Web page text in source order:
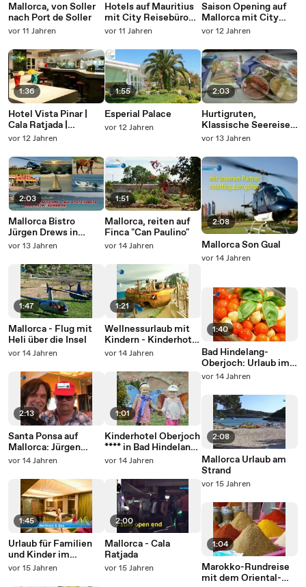
Mallorca, von Soller
nach Port de Soller
vor 11 Jahren
1:36
Hotel Vista Pinar |
Cala Ratjada |
Mallorca | Mallorca
vor 12 Jahren
2:03
Mallorca Bistro
Jürgen Drews in
Santa Ponsa
vor 13 Jahren
1:47
Mallorca - Flug mit
Heli über die Insel
vor 14 Jahren
2:13
Santa Ponsa auf
Mallorca: Jürgen
Drews Kult Bistro
vor 14 Jahren
1:45
Urlaub für Familien
und Kinder im
Leading Family Hotel
vor 15 Jahren
Hotels auf Mauritius
mit City Reisebüro
Schien
vor 11 Jahren
1:55
Esperial Palace
vor 12 Jahren
1:51
Mallorca, reiten auf
Finca "Can Paulino"
vor 14 Jahren
1:21
Wellnessurlaub mit
Kindern - Kinderhotel
Oberjoch und
& Resort Alpenrose
vor 14 Jahren
1:01
Kinderhotel Oberjoch
**** in Bad Hindelang-
Oberjoch/Bayern
vor 14 Jahren
2:00
Mallorca - Cala
Ratjada
vor 15 Jahren
Saison Opening auf
Mallorca mit City
Reisebüro Schien
vor 12 Jahren
2:03
Hurtigruten,
Klassische Seereise
ab/bis Bergen
vor 13 Jahren
2:08
Mallorca Son Gual
vor 14 Jahren
1:40
Bad Hindelang-
Oberjoch: Urlaub im
Kinderhotel Oberjoch
Alpen
vor 14 Jahren
2:08
Mallorca Urlaub am
Strand
vor 15 Jahren
1:04
Marokko-Rundreise
mit dem Oriental-